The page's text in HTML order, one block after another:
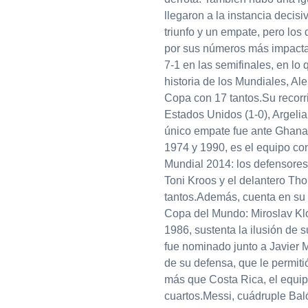
llegaron a la instancia
triunfo y un empate, pero los
por sus números más
7-1 en las semifinales, en lo
historia de los Mundiales,
Copa con 17 tantos.Su
Estados Unidos (1-0),
único empate fue ante
1974 y 1990, es el equipo
Mundial 2014: los
Toni Kroos y el delantero
tantos.Además, cuenta en
Copa del Mundo: Miroslav
1986, sustenta la ilusión de
fue nominado junto a Javier
de su defensa, que le
más que Costa Rica, el
cuartos.Messi, cuádruple